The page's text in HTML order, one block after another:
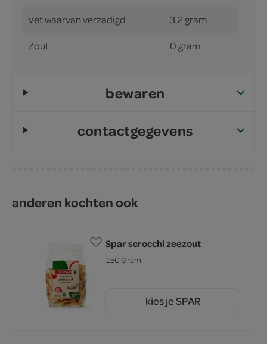
Vet waarvan verzadigd 3.2 gram
Zout 0 gram
bewaren
contactgegevens
anderen kochten ook
Spar scrocchi zeezout
150 Gram
kies je SPAR